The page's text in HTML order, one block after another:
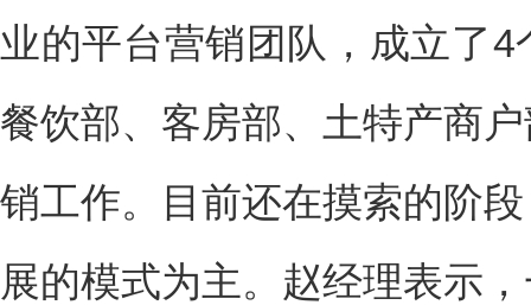
业的平台营销团队，成立了
餐饮部、客房部、土特产商
销工作。目前还在摸索的阶
展的模式为主。赵经理表示